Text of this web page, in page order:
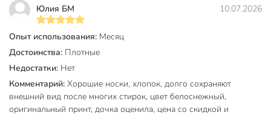
соответствует длине стопы 22-23 см. Высокая посадка и
эластичная резинка обеспечивают удобство для
большинства стандартных размеров женской ноги.
Подходят ли эти носки для занятий бегом и спорта?
Да, благодаря хлопковой основе, тонкой текстуре и
высокой посадке, носки отлично подходят для бега,
фитнеса и повседневной активности. Они не натирают и
Юлия БМ 10.07.2026
Опыт использования: Месяц
Достоинства: Плотные
Недостатки: Нет
Комментарий: Хорошие носки, хлопок, долго сохраняют
внешний вид после многих стирок, цвет белоснежный,
оригинальный принт, дочка оценила, цена со скидкой и